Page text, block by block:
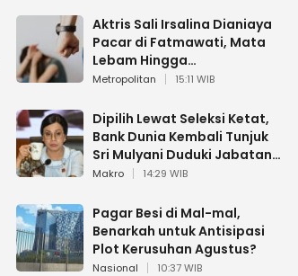
Aktris Sali Irsalina Dianiaya
Pacar di Fatmawati, Mata
Lebam Hingga
Diselamatkan Polantas
Metropolitan 15:11 WIB
Dipilih Lewat Seleksi Ketat,
Bank Dunia Kembali Tunjuk
Sri Mulyani Duduki Jabatan
Strategis
Makro 14:29 WIB
Pagar Besi di Mal-mal,
Benarkah untuk Antisipasi
Plot Kerusuhan Agustus?
Nasional 10:37 WIB